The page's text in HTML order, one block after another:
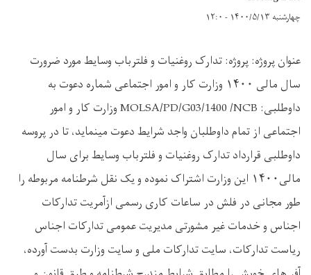
چهارشنبه ۱۴۰۰/۵/۱۳ - ۱۲:۰
عنوان پروژه: پروژه: تدارک روغنیات و فلترباب وسایط مورد ضرورت
سال مالی ۱۴۰۰ وزارت کار و امور اجتماعی شماره دعوت به
داوطلبی: MOLSA/PD/G03/1400 /NCB وزارت کار و امور
اجتماعی از تمام داوطلبان واجد شرایط دعوت مینماید، تا در پروسه
داوطلبی قرارداد تدارک روغنیات و فلترباب وسایط برای سال
مالی۱۴۰۰ این وزارت اشتراک نموده و یک نقل شرطنامه مربوطه را
طور مجانی در فلش در ساعات کاری رسمی ازآمریت تدارکات
اجناس و خدمات غیر مشورتی مدیریت عمومی تدارکات اجناس
ریاست تدارکات، سایت تدارکات ملی و سایت وزارت بدست آورده،